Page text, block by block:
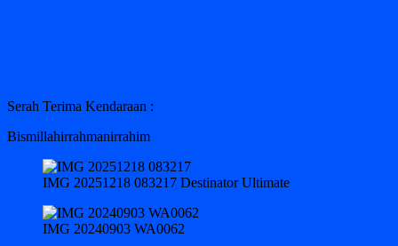
Serah Terima Kendaraan :
Bismillahirrahmanirrahim
IMG 20251218 083217 Destinator Ultimate
IMG 20240903 WA0062